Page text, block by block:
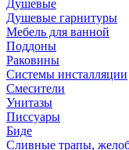
Душевые
Душевые гарнитуры
Мебель для ванной
Поддоны
Раковины
Системы инсталляции
Смесители
Унитазы
Писсуары
Биде
Сливные трапы,